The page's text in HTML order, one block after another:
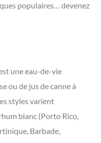
populaires… devenez
une eau-de-vie
ou de jus de canne à
styles varient
blanc (Porto Rico,
Barbade,